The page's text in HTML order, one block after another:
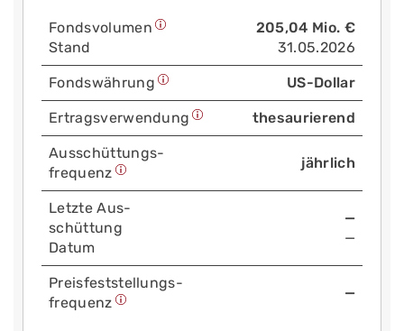
Fonds­volumen
Stand
205,04 Mio. €
31.05.2026
Fonds­währung US-Dollar
Ertrags­verwendung thesaurierend
Aus­schüttungs­
frequenz
jährlich
Letzte Aus­
schüttung
Datum
—
—
Preis­fest­stellungs­
frequenz
—